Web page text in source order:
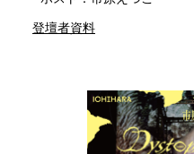
登壇者資料